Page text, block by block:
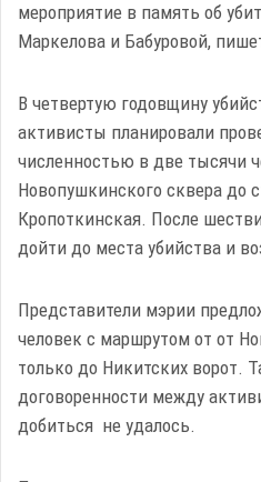
мероприятие в память об
Маркелова и Бабуровой,
В четвертую годовщину
активисты планировали
численностью в две тысячи
Новопушкинского сквера до
Кропоткинская. После
дойти до места убийства и
Представители мэрии
человек с маршрутом от от
только до Никитских ворот.
договоренности между
добиться не удалось.